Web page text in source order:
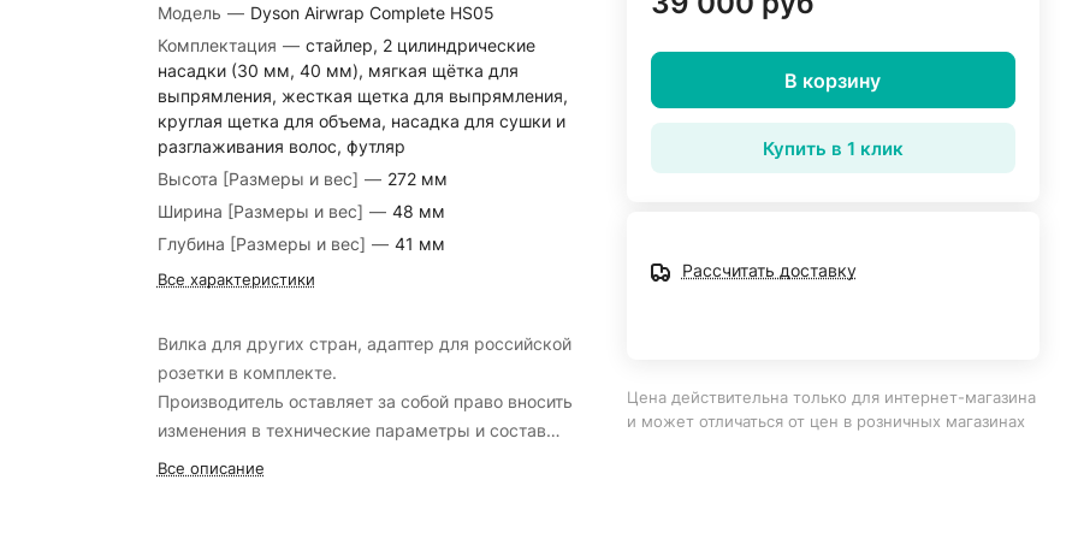
Модель — Dyson Airwrap Complete HS05
Комплектация — стайлер, 2 цилиндрические
насадки (30 мм, 40 мм), мягкая щётка для
выпрямления, жесткая щетка для выпрямления,
круглая щетка для объема, насадка для сушки и
разглаживания волос, футляр
Высота [Размеры и вес] — 272 мм
Ширина [Размеры и вес] — 48 мм
Глубина [Размеры и вес] — 41 мм
Все характеристики
Вилка для других стран, адаптер для российской
розетки в комплекте.
Производитель оставляет за собой право вносить
изменения в технические параметры и состав
комплекта поставки продукции без
Все описание
В корзину
Купить в 1 клик
Рассчитать доставку
Цена действительна только для интернет-магазина
и может отличаться от цен в розничных магазинах